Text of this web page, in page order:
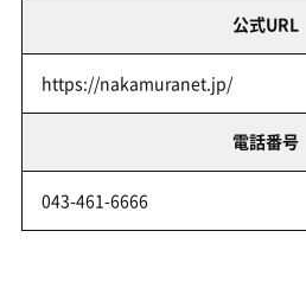
公式URL
https://nakamuranet.jp/
電話番号
043-461-6666